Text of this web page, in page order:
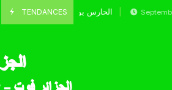
TENDANCES
الحارس بوحلفاية Septembre 17,